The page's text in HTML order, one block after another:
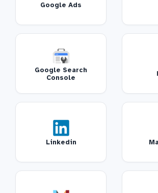
Google Ads
Google Search
Console
Linkedin